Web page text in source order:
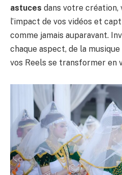
astuces dans votre création,
l’impact de vos vidéos et
comme jamais auparavant.
chaque aspect, de la
vos Reels se transformer en